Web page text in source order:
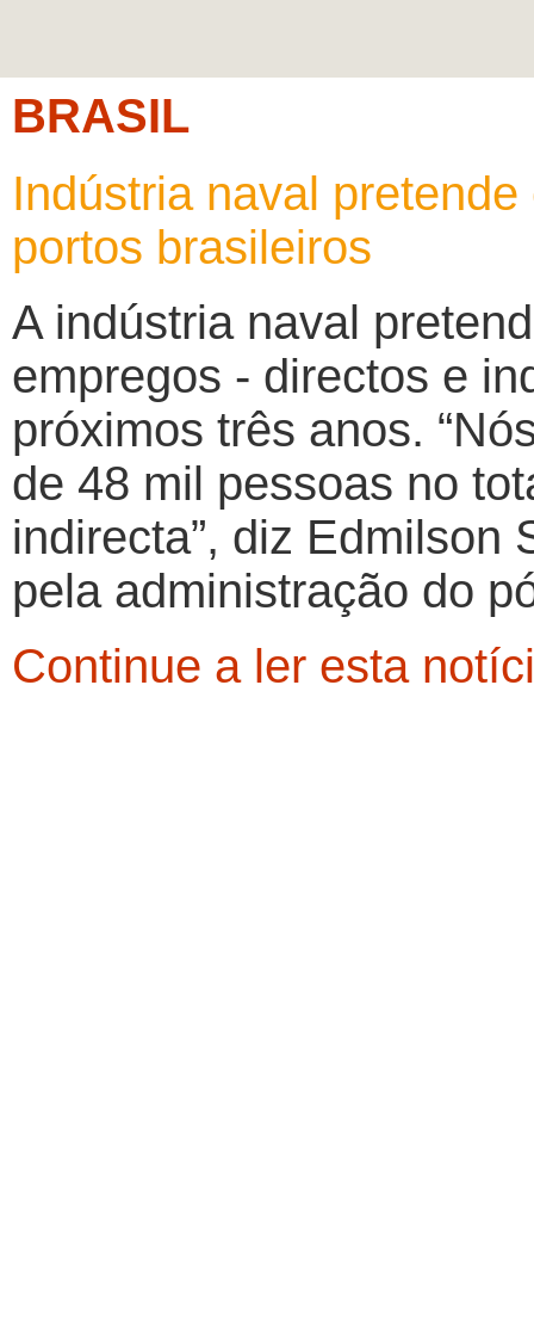
BRASIL
Indústria naval
portos brasileiros
A indústria naval
empregos - directos e
próximos três anos.
de 48 mil pessoas no
indirecta”, diz Edmilson
pela administração do
Continue a ler esta